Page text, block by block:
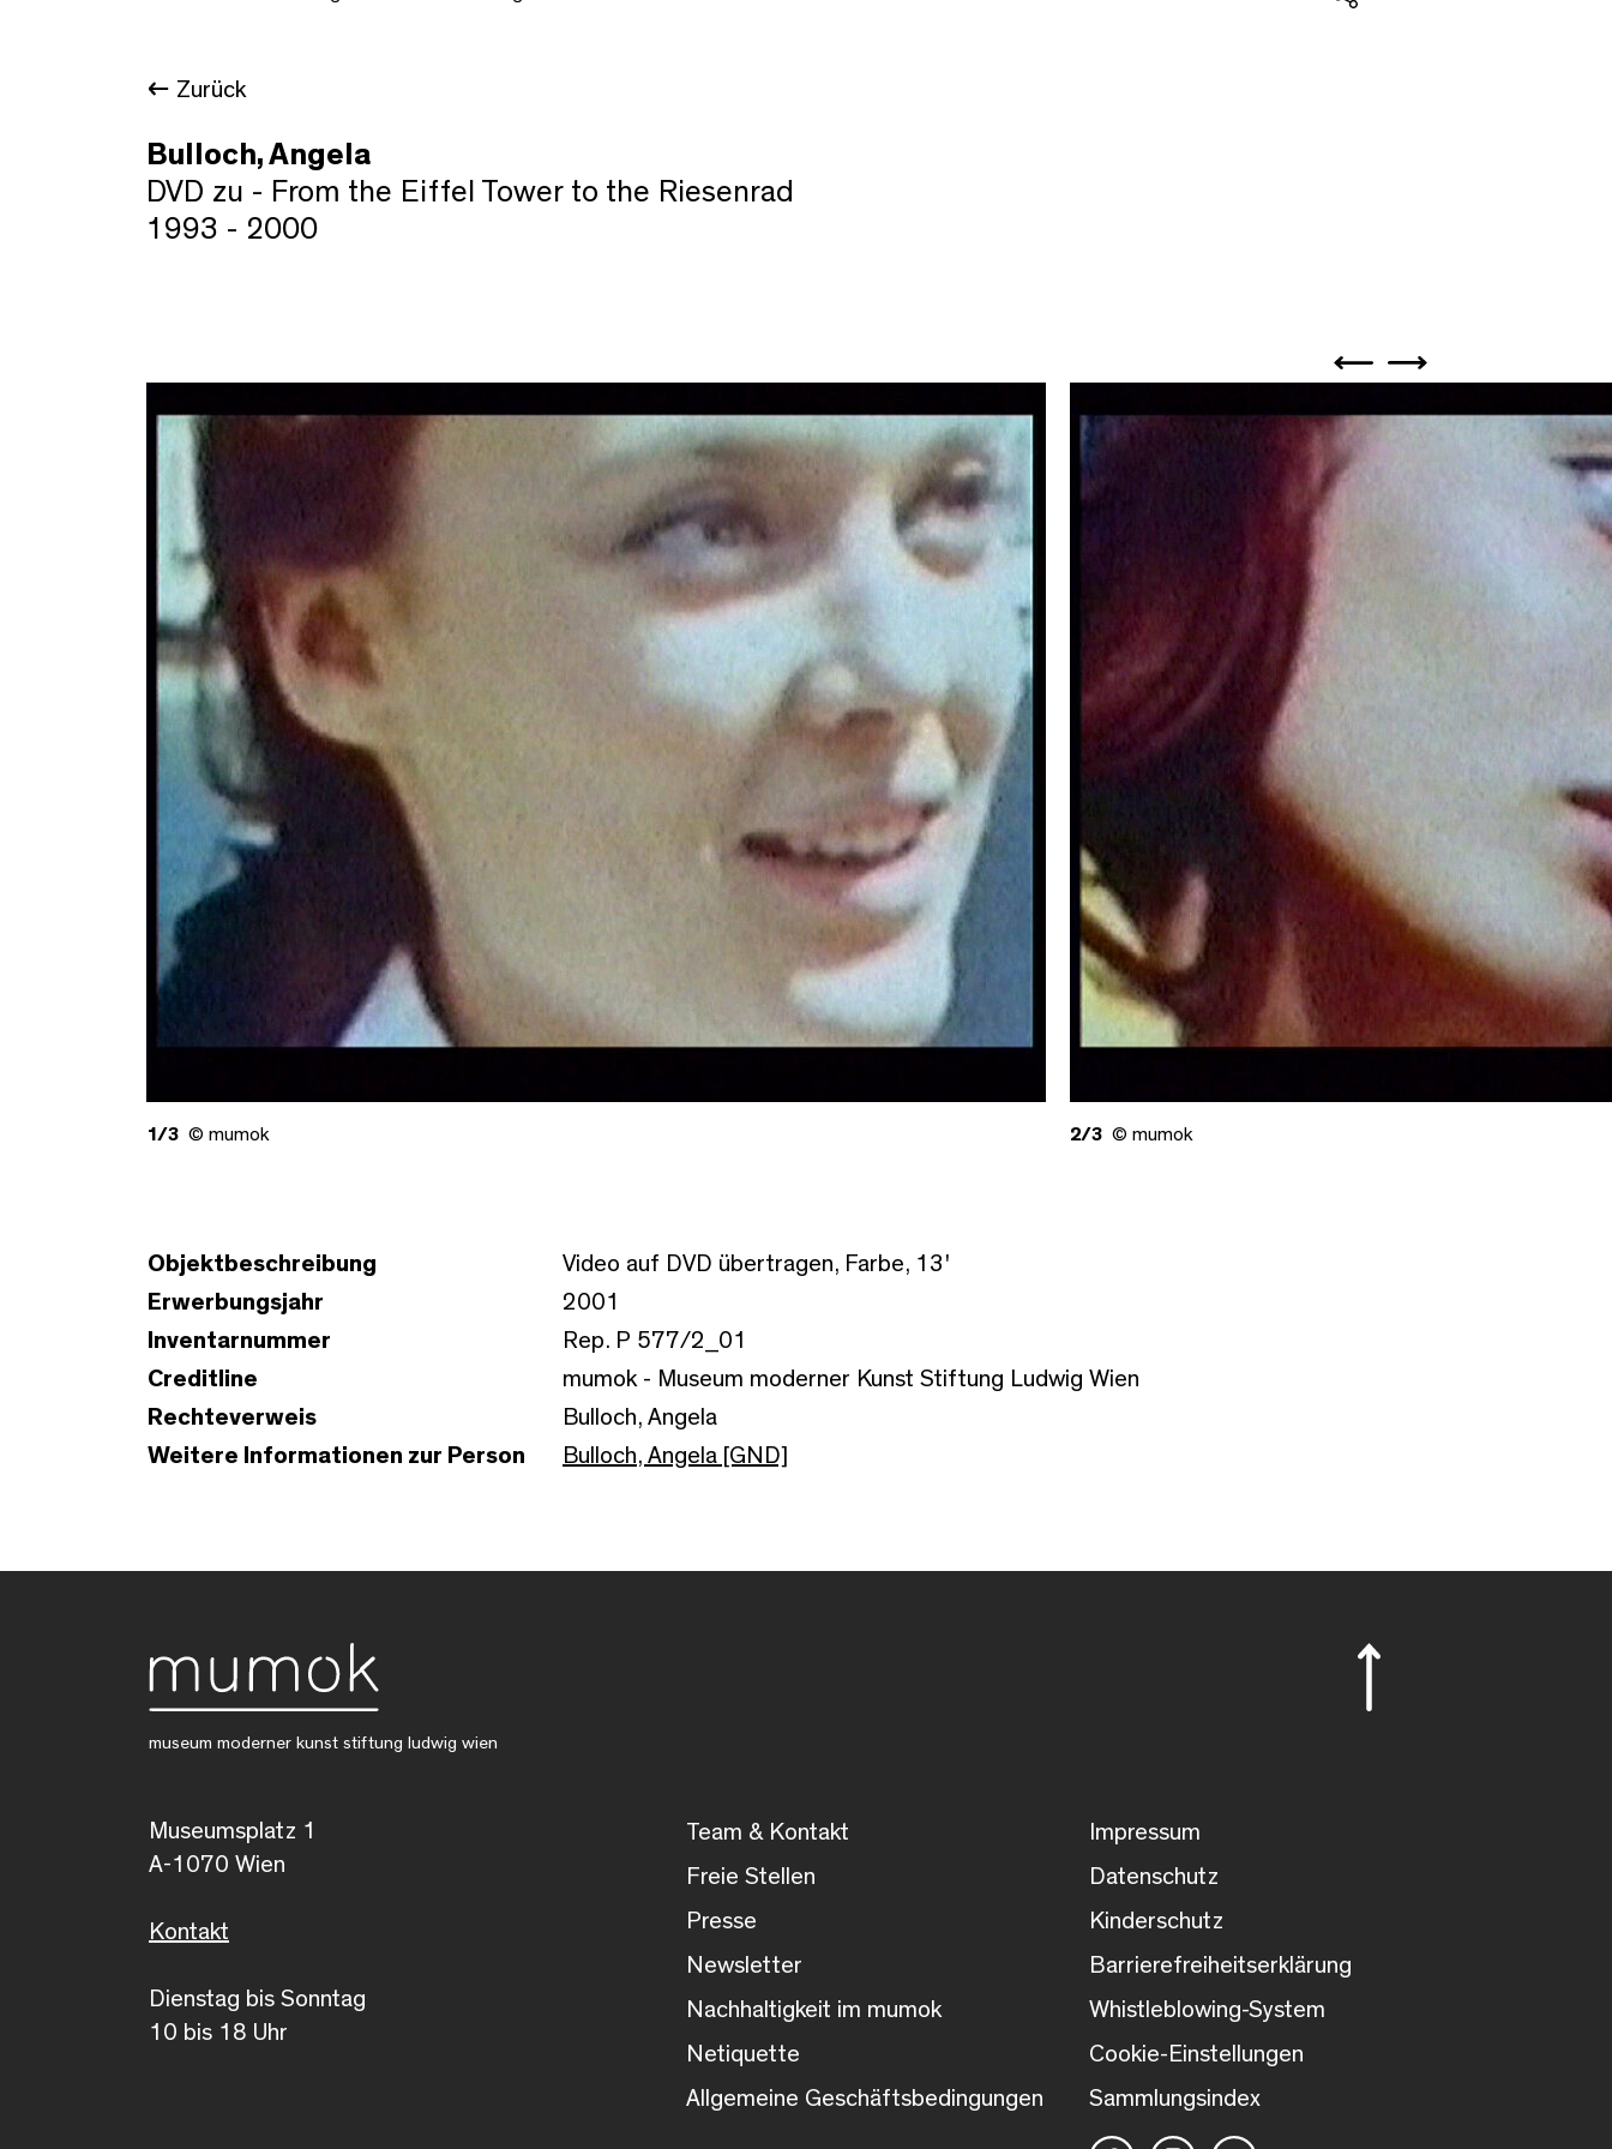
Zurück
Bulloch, Angela
DVD zu - From the Eiffel Tower to the Riesenrad
1993 - 2000
1/3 © mumok 2/3 © mumok
Objektbeschreibung
Video auf DVD übertragen, Farbe, 13'
Erwerbungsjahr
2001
Inventarnummer
Rep. P 577/2_01
Creditline
mumok - Museum moderner Kunst Stiftung Ludwig Wien
Rechteverweis
Bulloch, Angela
Weitere Informationen zur Person
Bulloch, Angela [GND]
museum moderner kunst stiftung ludwig wien
Museumsplatz 1
A-1070 Wien
Kontakt
Dienstag bis Sonntag
10 bis 18 Uhr
Team & Kontakt
Freie Stellen
Presse
Newsletter
Nachhaltigkeit im mumok
Netiquette
Allgemeine Geschäftsbedingungen
Impressum
Datenschutz
Kinderschutz
Barrierefreiheitserklärung
Whistleblowing-System
Cookie-Einstellungen
Sammlungsindex